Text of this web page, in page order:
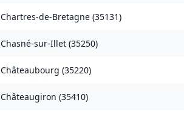
Chartres-de-Bretagne (35131)
Chasné-sur-Illet (35250)
Châteaubourg (35220)
Châteaugiron (35410)